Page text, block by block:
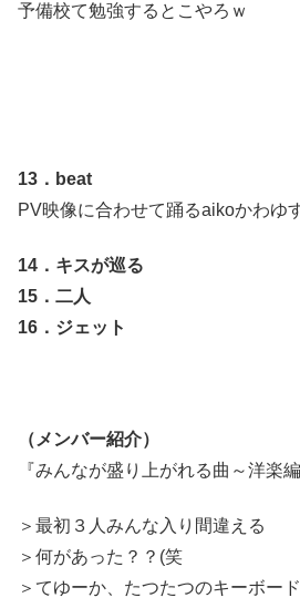
予備校て勉強するとこやろｗ
13．beat
PV映像に合わせて踊るaikoかわゆ
14．キスが巡る
15．二人
16．ジェット
（メンバー紹介）
『みんなが盛り上がれる曲～洋楽編
＞最初３人みんな入り間違える
＞何があった？？(笑
＞てゆーか、たつたつのキーボー